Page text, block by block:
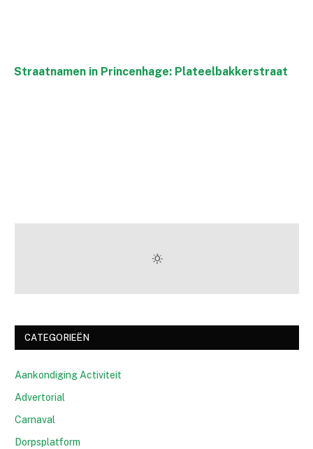
Straatnamen in Princenhage: Plateelbakkerstraat
CATEGORIEËN
Aankondiging Activiteit
Advertorial
Carnaval
Dorpsplatform